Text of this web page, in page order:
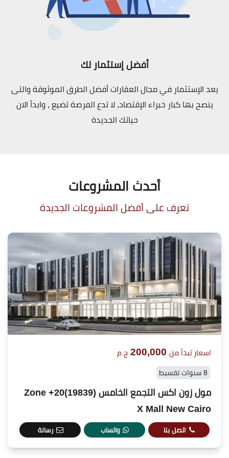
أفضل إستثمار لك
يعد الإستثمار في مجال العقارات أفضل الطرق الموثوقة والتى
ينصح بها كبار خبراء الإقتصاد, لا تدع الفرصة تضيع , وابدأ الان
حياتك الجديدة
أحدث المشروعات
تعرف على أفضل المشروعات الجديدة
اسعار تبدأ من 200,000 ج.م
8 سنوات تقسيط
مول زون اكس التجمع الخامس (19839)20+ Zone
X Mall New Cairo
اتصل بنا واتساب رسالة